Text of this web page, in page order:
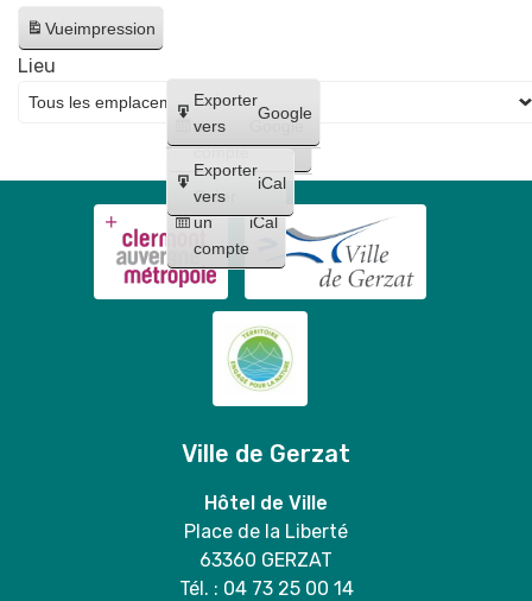
Vueimpression
Créer
un
compte
Google
Créer
un
compte
iCal
Exporter
vers
Google
Exporter
vers
iCal
Lieu
Ville de Gerzat
Hôtel de Ville
Place de la Liberté
63360 GERZAT
Tél. : 04 73 25 00 14